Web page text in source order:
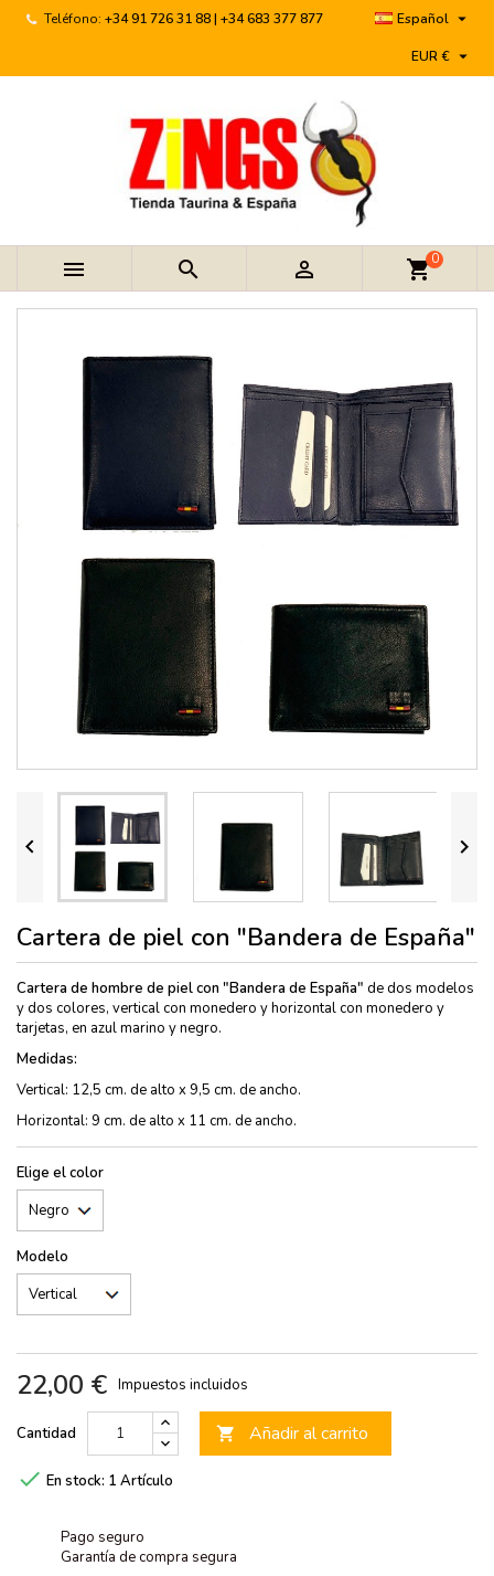
Teléfono: +34 91 726 31 88 | +34 683 377 877 Español 
EUR € 
   shopping_cart0
 
Cartera de piel con "Bandera de España"
Cartera de hombre de piel con "Bandera de España" de dos modelos
y dos colores, vertical con monedero y horizontal con monedero y
tarjetas, en azul marino y negro.
Medidas:
Vertical: 12,5 cm. de alto x 9,5 cm. de ancho.
Horizontal: 9 cm. de alto x 11 cm. de ancho.
Elige el color
Modelo
22,00 € Impuestos incluidos
Cantidad  Añadir al carrito
 En stock: 1 Artículo
Pago seguro
Garantía de compra segura